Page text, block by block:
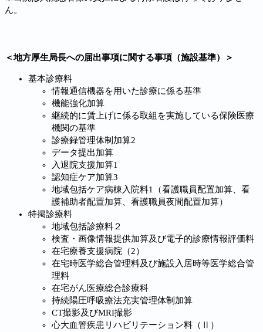
ん。
＜地方厚生局長への届出事項に関する事項（施設基準）＞
基本診療料
情報通信機器を用いた診療に係る基準
機能強化加算
継続的に賃上げに係る取組を実施している保険医療
機関の基準
診療録管理体制加算2
データ提出加算
入退院支援加算1
認知症ケア加算3
地域包括ケア病棟入院料1（看護職員配置加算、看
護補助者配置加算、看護職員夜間配置加算）
特掲診療料
地域包括診療料２
検査・画像情報提供加算及び電子的診療情報評価料
在宅療養支援病院（2）
在宅時医学総合管理料及び施設入居時等医学総合管
理料
在宅がん医療総合診療科
持続陽圧呼吸療法充実管理体制加算
CT撮影及びMRI撮影
心大血管疾患リハビリテーション料（Ⅱ）